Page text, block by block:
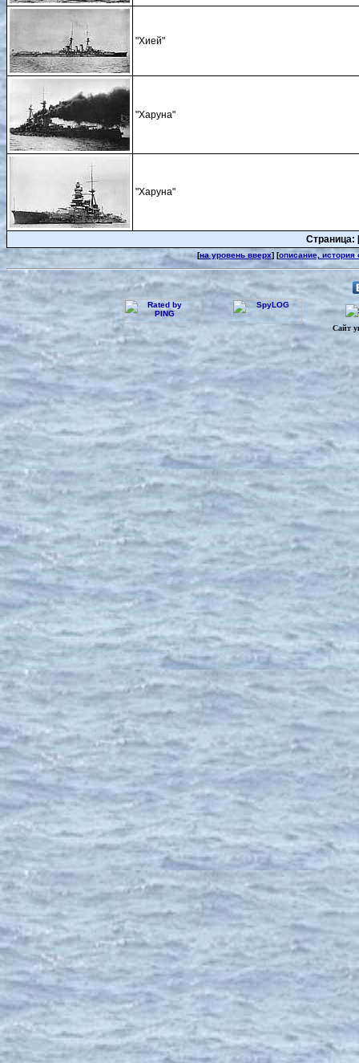
"Хией"
"Харуна"
"Харуна"
Страница:
[на уровень вверх] [описание,
Сайт